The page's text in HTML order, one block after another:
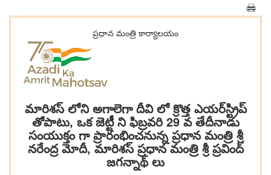
ప్రధాన మంత్రి కార్యాలయం
మారిశస్ లోని అగాలెగా దీవి లో క్రొత్త ఎయర్‌స్ట్రిప్
తోపాటు, ఒక జెట్టీ ని ఫిబ్రవరి 29 వ తేదీనాడు
సంయుక్తం గా ప్రారంభించనున్న ప్రధాన మంత్రి శ్రీ
నరేంద్ర మోదీ, మారిశస్ ప్రధాన మంత్రి శ్రీ ప్రవింద్
జగన్నాథ్ లు